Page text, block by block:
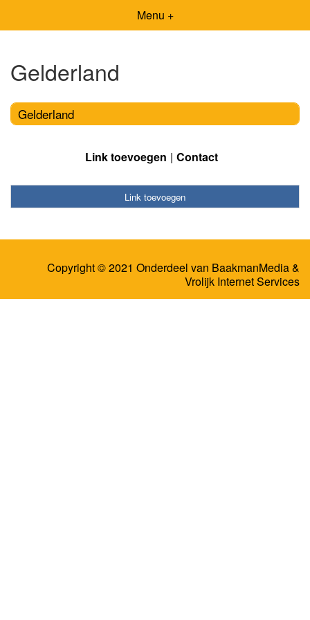
Menu +
Gelderland
Gelderland
Link toevoegen Contact
Link toevoegen
Copyright © 2021 Onderdeel van BaakmanMedia&
Vrolijk Internet Services